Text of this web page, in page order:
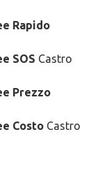
Rapido
SOS Castro
Prezzo
Costo Castro